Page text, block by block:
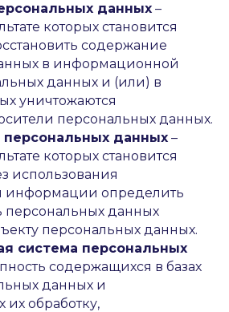
данных –
которых становится
содержание
в информационной
данных и (или) в
уничтожаются
персональных данных.
данных –
которых становится
использования
информации определить
персональных данных
персональных данных.
система персональных
содержащихся в базах
данных и
обработку,